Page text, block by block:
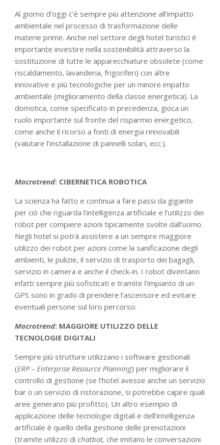
Al giorno d’oggi c’è sempre più attenzione all’impatto
ambientale nel processo di trasformazione delle
materie prime. Anche nel settore degli hotel turistici è
importante investire nella sostenibilità attraverso la
sostituzione di tutte le apparecchiature obsolete (come
riscaldamento, lavanderia, frigoriferi) con altre
innovative e più tecnologiche per un minore impatto
ambientale (miglioramento della classe energetica). La
domotica, come specificato in precedenza, gioca un
ruolo importante sul fronte del risparmio energetico,
come anche il ricorso a fonti di energia rinnovabili
(valutare l’installazione di pannelli solari, ecc.).
Macrotrend: CIBERNETICA ROBOTICA
La scienza ha fatto e continua a fare passi da gigante
per ciò che riguarda l’intelligenza artificiale e l’utilizzo dei
robot per compiere azioni tipicamente svolte dall’uomo.
Negli hotel si potrà assistere a un sempre maggiore
utilizzo dei robot per azioni come la sanificazione degli
ambienti, le pulizie, il servizio di trasporto dei bagagli,
servizio in camera e anche il check-in. I robot diventano
infatti sempre più sofisticati e tramite l’impianto di un
GPS sono in grado di prendere l’ascensore ed evitare
eventuali persone sul loro percorso.
Macrotrend: MAGGIORE UTILIZZO DELLE
TECNOLOGIE DIGITALI
Sempre più strutture utilizzano i software gestionali
(ERP – Enterprise Resource Planning) per migliorare il
controllo di gestione (se l’hotel avesse anche un servizio
bar o un servizio di ristorazione, si potrebbe capire quali
aree generano più profitto). Un altro esempio di
applicazione delle tecnologie digitali e dell’intelligenza
artificiale è quello della gestione delle prenotazioni
(tramite utilizzo di chatbot, che imitano le conversazioni